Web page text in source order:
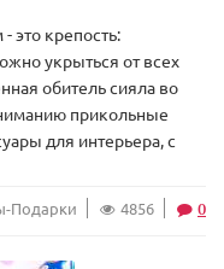
крепость:
укрыться от всех
обитель сияла во
прикольные
для интерьера, с
Подарки 4856 0